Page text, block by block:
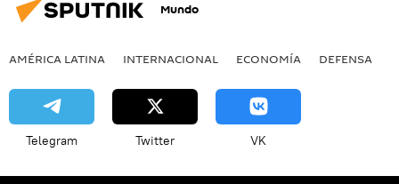
Mundo
AMÉRICA LATINA INTERNACIONAL ECONOMÍA DEFENSA
Telegram Twitter VK